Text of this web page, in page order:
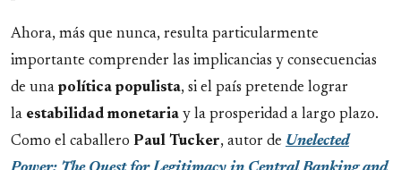
Ahora, más que nunca, resulta particularmente
importante comprender las implicancias y consecuencias
de una política populista, si el país pretende lograr
la estabilidad monetaria y la prosperidad a largo plazo.
Como el caballero Paul Tucker, autor de Unelected